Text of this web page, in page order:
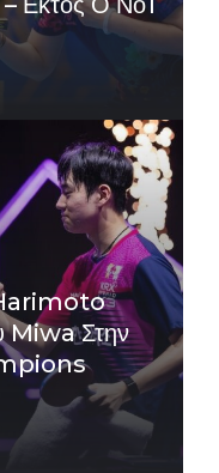
Harimoto
Miwa Στην